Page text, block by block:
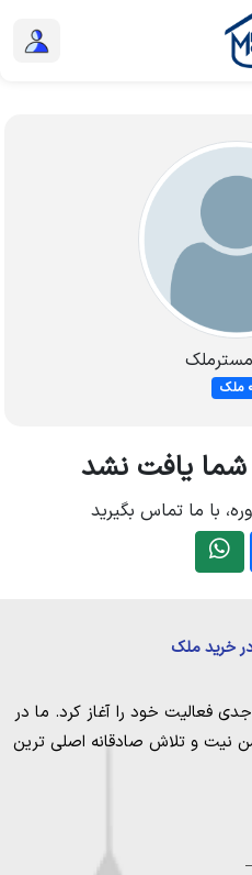
مسترملک
یافت نشد
با ما تماس بگیرید
خرید ملک
صورت جدی فعالیت خود را آغاز کرد. ما در
نیت و تلاش صادقانه اصلی ترین
بوده و از این رو تمام مساعی
صرفاً در شهر های مرکزی
می‌دهد. برای
خرید ملک در شمال